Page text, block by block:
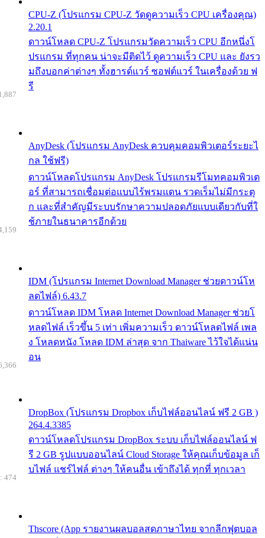
CPU-Z (โปรแกรม CPU-Z วัดดูความเร็ว CPU เครื่องคุณ)
2.20.1
ดาวน์โหลด CPU-Z โปรแกรมวัดความเร็ว CPU อีกหนึ่งโ
ปรแกรม ที่ทุกคน น่าจะมีติดไว้ ดูความเร็ว CPU และ ยังรว
มถึงบอกค่าต่างๆ ทั้งฮารด์แวร์ ซอฟต์แวร์ ในเครื่องด้วย ฟ
รี
AnyDesk (โปรแกรม AnyDesk ควบคุมคอมพิวเตอร์ระยะไ
กล ใช้ฟรี)
ดาวน์โหลดโปรแกรม AnyDesk โปรแกรมรีโมทคอมพิวเต
อร์ ที่สามารถเชื่อมต่อแบบไร้พรมแดน รวดเร็มไม่มีกระตุ
ก และที่สำคัญมีระบบรักษาความปลอดภัยแบบเดียวกับที่ใ
ช้ภายในธนาคารอีกด้วย
IDM (โปรแกรม Internet Download Manager ช่วยดาวน์โห
ลดไฟล์) 6.43.7
ดาวน์โหลด IDM โหลด Internet Download Manager ช่วยโ
หลดไฟล์ เร็วขึ้น 5 เท่า เพิ่มความเร็ว ดาวน์โหลดไฟล์ เพล
ง โหลดหนัง โหลด IDM ล่าสุด จาก Thaiware ไว้ใจได้แน่น
อน
DropBox (โปรแกรม Dropbox เก็บไฟล์ออนไลน์ ฟรี 2 GB )
264.4.3385
ดาวน์โหลดโปรแกรม DropBox ระบบ เก็บไฟล์ออนไลน์ ฟ
รี 2 GB รูปแบบออนไลน์ Cloud Storage ให้คุณเก็บข้อมูล เก็
บไฟล์ แชร์ไฟล์ ต่างๆ ให้คนอื่น เข้าถึงได้ ทุกที่ ทุกเวลา
Thscore (App รายงานผลบอลสดภาษาไทย จากลีกฟุตบอล
474